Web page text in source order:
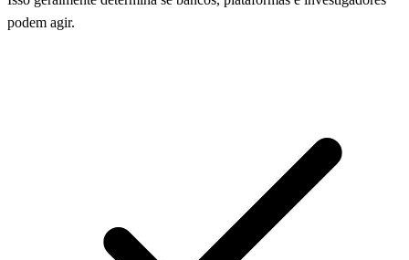
podem agir.